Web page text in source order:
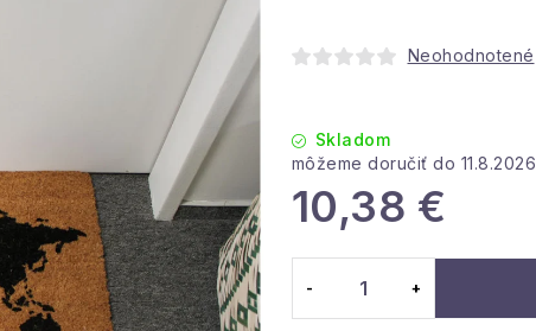
Neohodnotené
Skladom
11.8.2026
10,38 €